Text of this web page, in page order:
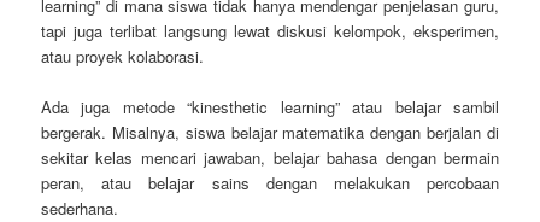
learning” di mana siswa tidak hanya mendengar penjelasan guru,
tapi juga terlibat langsung lewat diskusi kelompok, eksperimen,
atau proyek kolaborasi.
Ada juga metode “kinesthetic learning” atau belajar sambil
bergerak. Misalnya, siswa belajar matematika dengan berjalan di
sekitar kelas mencari jawaban, belajar bahasa dengan bermain
peran, atau belajar sains dengan melakukan percobaan
sederhana.